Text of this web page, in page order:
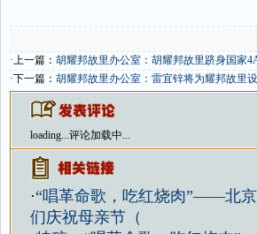
·上一篇： 胡耀邦故里办公室：胡耀邦故里跻身国家
·下一篇： 胡耀邦故里办公室：雷宜锌将为耀邦故里
loading...评论加载中...
·“唱革命歌，吃红烧肉”——北
们庆祝母亲节（